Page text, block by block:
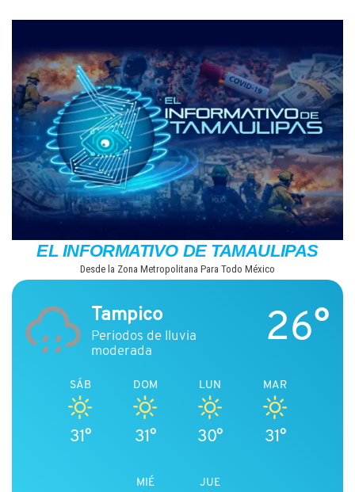
contenido
EL INFORMATIVO DE TAMAULIPAS
Desde la Zona Metropolitana Para Todo México
Tampico
Periodos de lluvia
moderada
26°
SÁB
31°
DOM
31°
LUN
30°
MAR
31°
MIÉ JUE